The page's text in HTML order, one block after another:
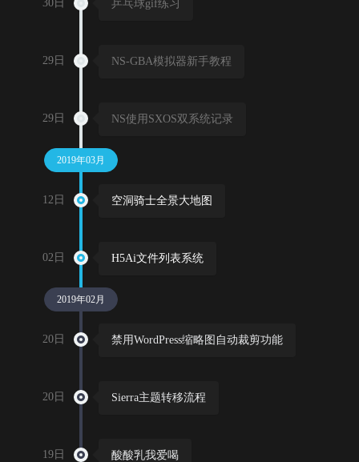
30日 乒乓球gif练习
29日 NS-GBA模拟器新手教程
29日 NS使用SXOS双系统记录
2019年03月
12日 空洞骑士全景大地图
02日 H5Ai文件列表系统
2019年02月
20日 禁用WordPress缩略图自动裁剪功能
20日 Sierra主题转移流程
19日 酸酸乳我爱喝